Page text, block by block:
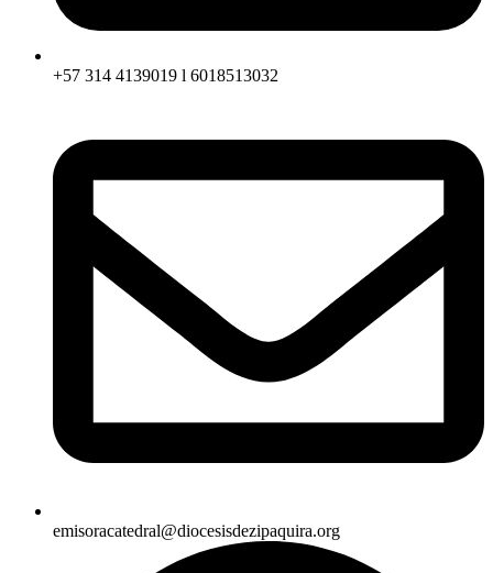
+57 314 4139019 l 6018513032
emisoracatedral@diocesisdezipaquira.org